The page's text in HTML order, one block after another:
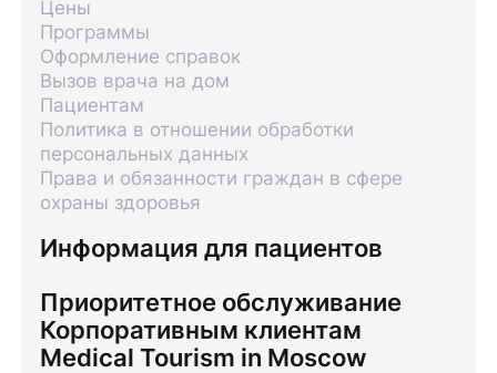
Информация для пациентов
Цены
Программы
Оформление справок
Вызов врача на дом
Пациентам
Политика в отношении обработки
персональных данных
Права и обязанности граждан в сфере
охраны здоровья
Приоритетное обслуживание
Корпоративным клиентам
Medical Tourism in Moscow